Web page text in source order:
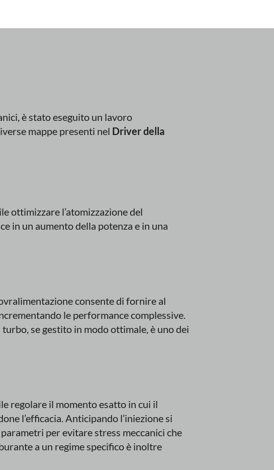
è stato eseguito un lavoro
mappe presenti nel Driver della
ottimizzare l’atomizzazione del
in un aumento della potenza e in una
consente di fornire al
le performance complessive.
se gestito in modo ottimale, è uno dei
regolare il momento esatto in cui il
l’efficacia. Anticipando l’iniezione si
per evitare stress meccanici che
a un regime specifico è inoltre